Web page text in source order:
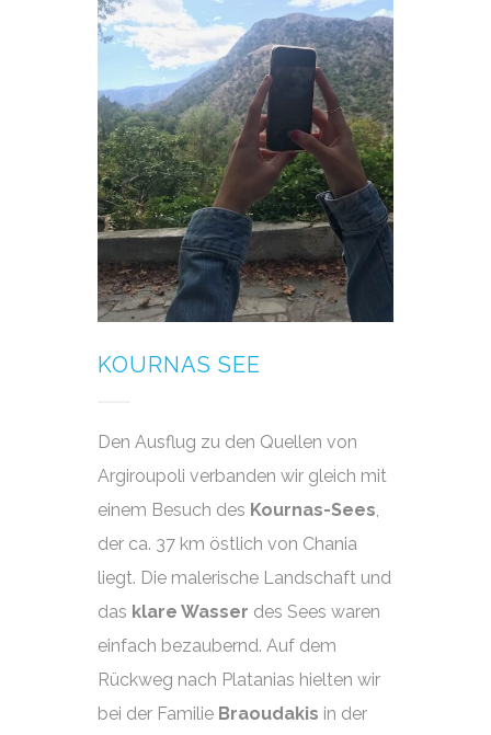
KOURNAS SEE
Den Ausflug zu den Quellen von
Argiroupoli verbanden wir gleich mit
einem Besuch des Kournas-Sees,
der ca. 37 km östlich von Chania
liegt. Die malerische Landschaft und
das klare Wasser des Sees waren
einfach bezaubernd. Auf dem
Rückweg nach Platanias hielten wir
bei der Familie Braoudakis in der